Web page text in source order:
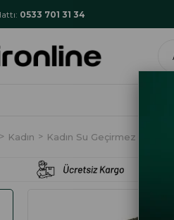
0533 701 31 34
İndirim NHR10
Kadın Kadın Su Geçirmez Bot